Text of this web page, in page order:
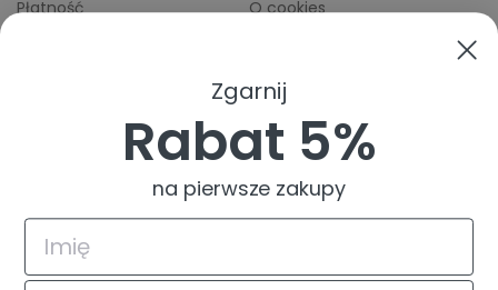
Płatność
O cookies
4.9
Na podstawie
Zgarnij
Rabat 5%
na pierwsze zakupy